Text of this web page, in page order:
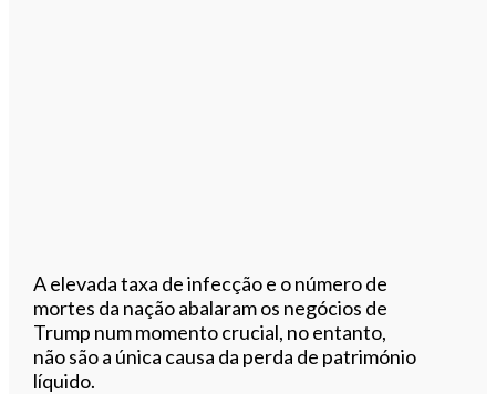
A elevada taxa de infecção e o número de
mortes da nação abalaram os negócios de
Trump num momento crucial, no entanto,
não são a única causa da perda de património
líquido.